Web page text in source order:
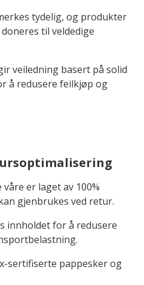
tydelig, og produkter
til veldedige
veiledning basert på solid
å redusere feilkjøp og
er laget av 100%
gjenbrukes ved retur.
innholdet for å redusere
sertifiserte pappesker og